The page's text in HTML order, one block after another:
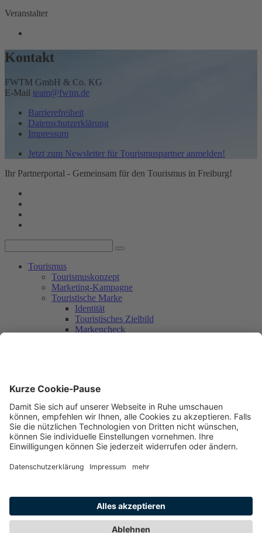
Veranstalter
Kontakt
FWTM GmbH & Co. KG
E-Mail team@fwtm.de
Barrierefreiheit
Datenschutzerklärung
Impressum
Jetzt zum Newsletter für Tourismuspartner anmelden!
Ihr Partnerportal - Gemeinsam für den Tourismus in Freiburg!
Tourismus
Tourismuskonzept
Marketing-Kampagne
Touristische Marke
Identität
Touristisches Zielbild
Markencheck
Workshop 3
Umsetzungsplanung
Nachhaltigkeit
Mitmachen
Aktuelles + Service
Aktuelles
Kontakt
Kontakt